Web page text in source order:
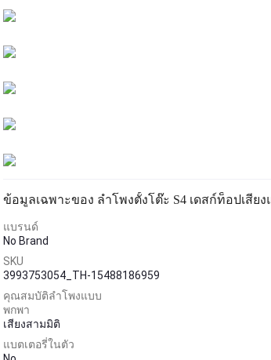
แบรนด์
No Brand
SKU
3993753054_TH-15488186959
คุณสมบัติลำโพงแบบ
พกพา
เสียงสามมิติ
แบตเตอรี่ในตัว